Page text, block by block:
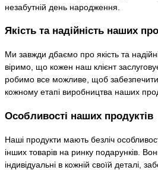
незабутній день народження.
Якість та надійність наших
Ми завжди дбаємо про якість та
віримо, що кожен наш клієнт
робимо все можливе, щоб забезпечити
кожному етапі виробництва наших
Особливості наших продуктів
Наші продукти мають безліч
інших товарів на ринку подарунків.
індивідуальні в кожній своїй деталі,